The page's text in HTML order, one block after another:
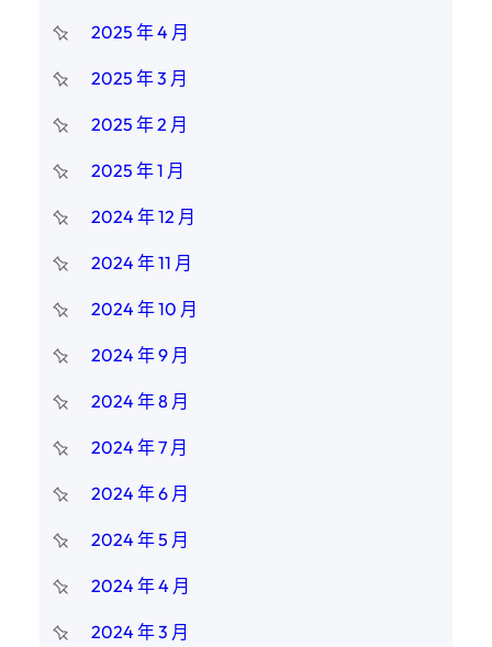
2025 年 4 月
2025 年 3 月
2025 年 2 月
2025 年 1 月
2024 年 12 月
2024 年 11 月
2024 年 10 月
2024 年 9 月
2024 年 8 月
2024 年 7 月
2024 年 6 月
2024 年 5 月
2024 年 4 月
2024 年 3 月